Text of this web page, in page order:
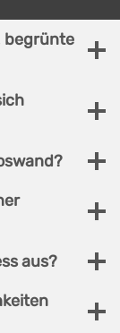
begrünte
aus?